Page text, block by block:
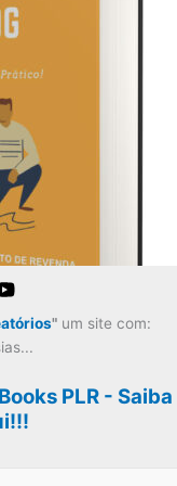
"um site com:
PLR - Saiba